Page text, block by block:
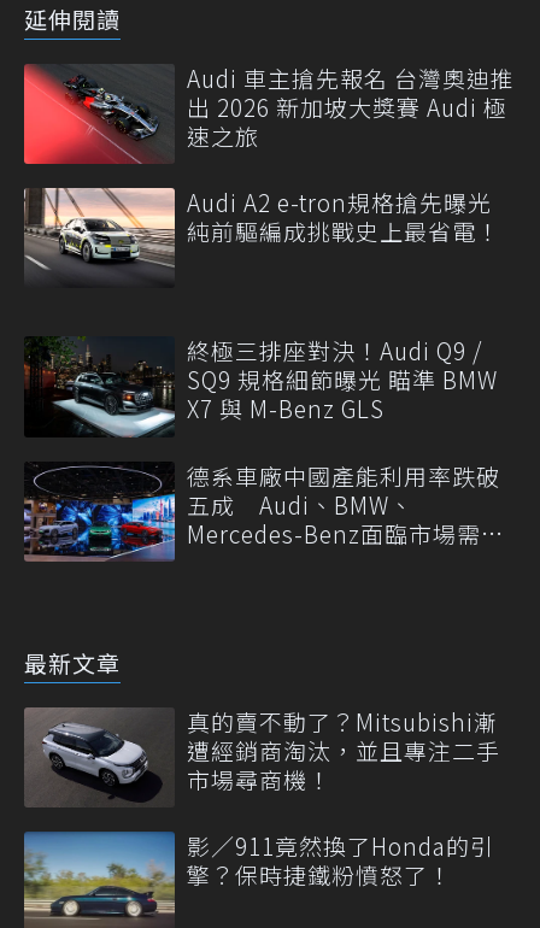
延伸閱讀
Audi 車主搶先報名 台灣奧迪推
出 2026 新加坡大獎賽 Audi 極
速之旅
Audi A2 e-tron規格搶先曝光
純前驅編成挑戰史上最省電！
終極三排座對決！Audi Q9 /
SQ9 規格細節曝光 瞄準 BMW
X7 與 M-Benz GLS
德系車廠中國產能利用率跌破
五成 Audi、BMW、
Mercedes-Benz面臨市場需求
最新文章
真的賣不動了？Mitsubishi漸
遭經銷商淘汰，並且專注二手
市場尋商機！
影／911竟然換了Honda的引
擎？保時捷鐵粉憤怒了！